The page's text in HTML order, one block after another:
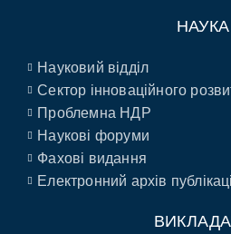
НАУКА
Науковий відділ
Сектор інноваційного
Проблемна НДР
Наукові форуми
Фахові видання
Електронний архів